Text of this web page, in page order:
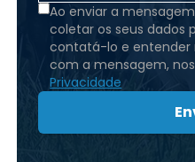
Ao enviar a
coletar os seus dados
contatá-lo e entender
com a mensagem,
Privacidade